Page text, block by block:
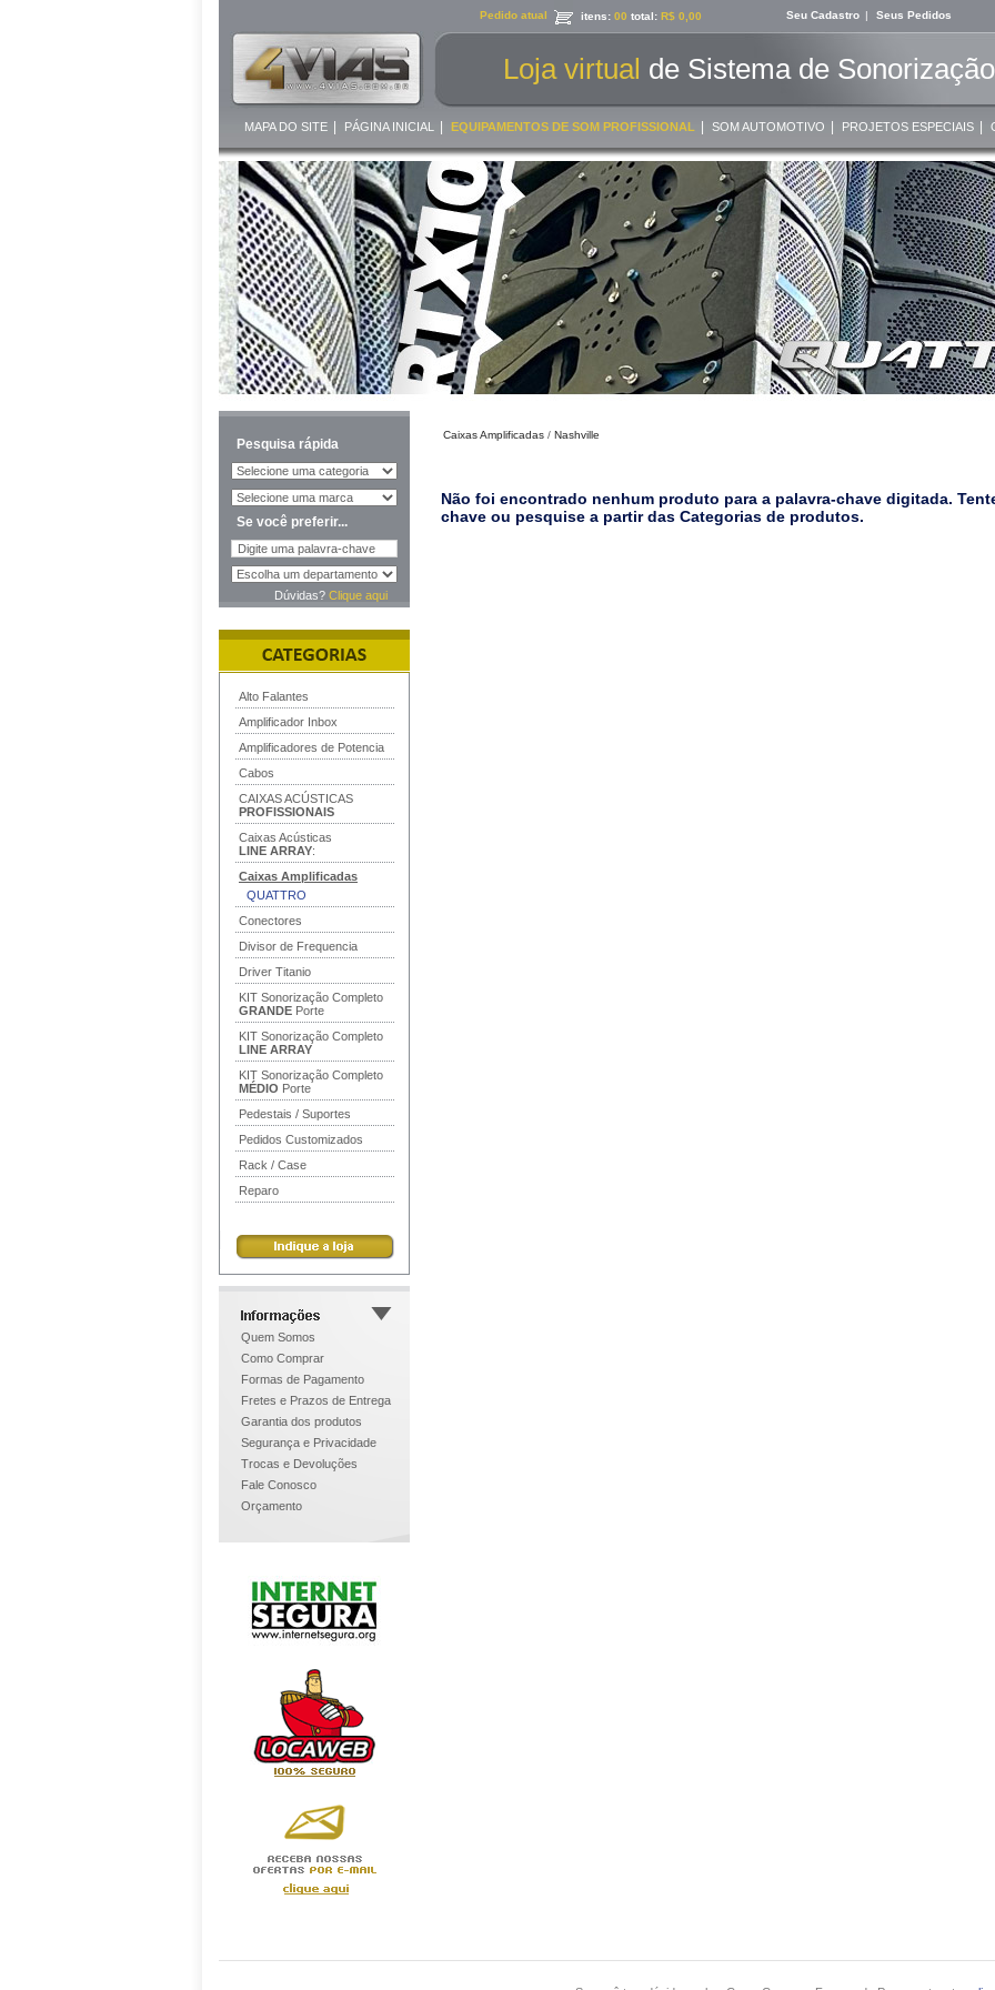
Pedido atual Seu Cadastro | Seus Pedidos
itens: 00 total: R$ 0,00
Loja virtual de Sistema de
MAPA DO SITE PÁGINA INICIAL EQUIPAMENTOS DE SOM PROFISSIONAL SOM AUTOMOTIVO PROJETOS ESPECIAIS
Pesquisa rápida
Se você preferir...
Dúvidas? Clique aqui
Alto Falantes
Amplificador Inbox
Amplificadores de Potencia
Cabos
CAIXAS ACÚSTICAS
PROFISSIONAIS
Caixas Acústicas
LINE ARRAY:
Caixas Amplificadas
QUATTRO
Conectores
Divisor de Frequencia
Driver Titanio
KIT Sonorização Completo
GRANDE Porte
KIT Sonorização Completo
LINE ARRAY
KIT Sonorização Completo
MÉDIO Porte
Pedestais / Suportes
Pedidos Customizados
Rack / Case
Reparo
Quem Somos
Como Comprar
Formas de Pagamento
Fretes e Prazos de Entrega
Garantia dos produtos
Segurança e Privacidade
Trocas e Devoluções
Fale Conosco
Orçamento
Caixas Amplificadas / Nashville
Não foi encontrado nenhum produto para a palavra-chave digitada.
chave ou pesquise a partir das Categorias de produtos.